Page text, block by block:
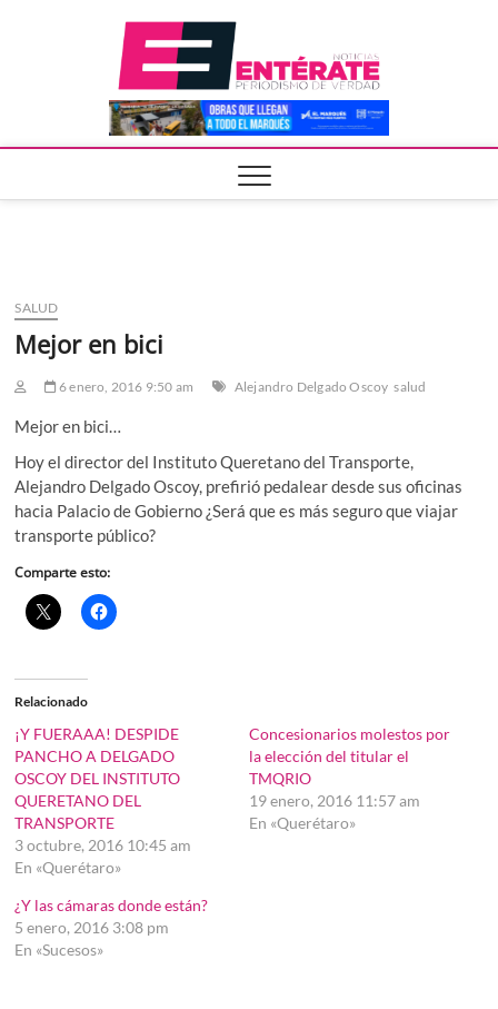
SALUD
Mejor en bici
6 enero, 2016 9:50 am Alejandro Delgado Oscoy salud
Mejor en bici…
Hoy el director del Instituto Queretano del Transporte,
Alejandro Delgado Oscoy, prefirió pedalear desde sus oficinas
hacia Palacio de Gobierno ¿Será que es más seguro que viajar
transporte público?
Comparte esto:
Relacionado
¡Y FUERAAA! DESPIDE
PANCHO A DELGADO
OSCOY DEL INSTITUTO
QUERETANO DEL
TRANSPORTE
3 octubre, 2016 10:45 am
En «Querétaro»
Concesionarios molestos por
la elección del titular el
TMQRIO
19 enero, 2016 11:57 am
En «Querétaro»
¿Y las cámaras donde están?
5 enero, 2016 3:08 pm
En «Sucesos»